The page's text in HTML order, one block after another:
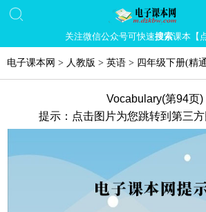
关注微信公众号可快速搜索课本【
电子课本网 > 人教版 > 英语 > 四年级下册(精
Vocabulary(第94页)
提示：点击图片为您跳转到第三